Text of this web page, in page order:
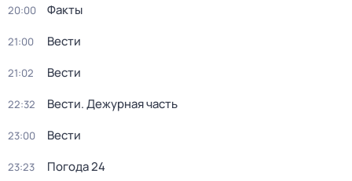
20:00 Факты
21:00 Вести
21:02 Вести
22:32 Вести. Дежурная часть
23:00 Вести
23:23 Погода 24